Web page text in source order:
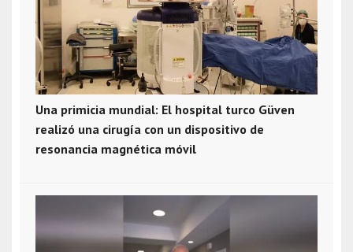
Una primicia mundial: El hospital turco Güven
realizó una cirugía con un dispositivo de
resonancia magnética móvil